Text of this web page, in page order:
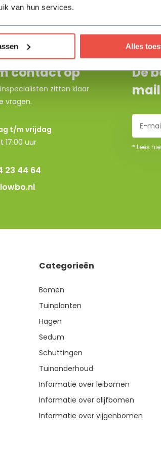
van hun services.
Alles
contact op
zitten klaar
vragen.
t/m vrijdag
17:00 uur
23 44 64
De
* Lees
Categorieën
Bomen
Tuinplanten
Hagen
Sedum
Schuttingen
Tuinonderhoud
Informatie over leibomen
Informatie over olijfbomen
Informatie over vijgenbomen